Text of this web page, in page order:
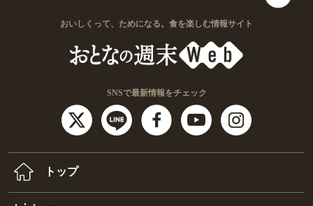
おいしくって、ためになる。食を楽しむ情報サイト
SNSで最新情報をチェック
トップ